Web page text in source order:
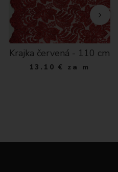
Krajka červená - 110 cm
13.10 € za m